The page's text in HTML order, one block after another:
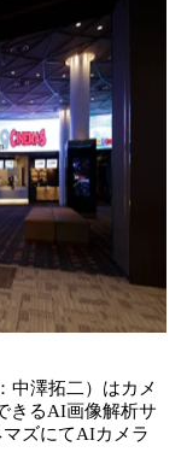
中澤拓二）はカメ
きるAI画像解析サ
ズにてAIカメラ